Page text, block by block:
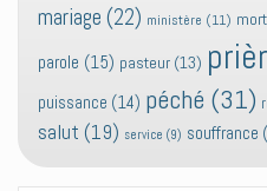
mariage (22) ministère (11) mort
parole (15) pasteur (13)
puissance (14) péché (31)
salut (19) service (9) souffrance